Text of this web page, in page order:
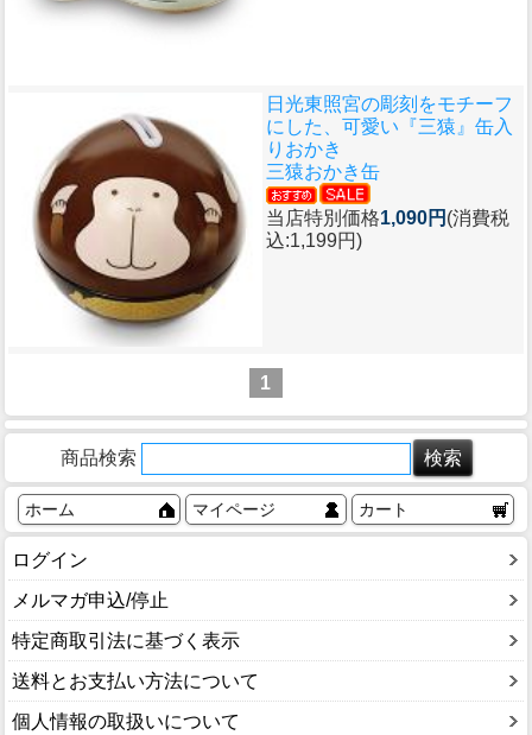
日光東照宮の彫刻をモチーフ
にした、可愛い『三猿』缶入
りおかき
三猿おかき缶
当店特別価格1,090円 (消費税
込:1,199円)
1
商品検索
ホーム マイページ カート
ログイン
メルマガ申込/停止
特定商取引法に基づく表示
送料とお支払い方法について
個人情報の取扱いについて